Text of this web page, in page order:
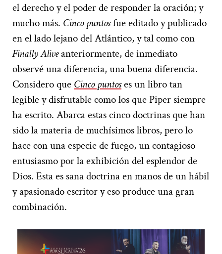
el derecho y el poder de responder la oración; y
mucho más. Cinco puntosfue editado y publicado
en el lado lejano del Atlántico, y tal como con
Finally Aliveanteriormente, de inmediato
observé una diferencia, una buena diferencia.
Considero que Cinco puntoses un libro tan
legible y disfrutable como los que Piper siempre
ha escrito. Abarca estas cinco doctrinas que han
sido la materia de muchísimos libros, pero lo
hace con una especie de fuego, un contagioso
entusiasmo por la exhibición del esplendor de
Dios. Esta es sana doctrina en manos de un hábil
y apasionado escritor y eso produce una gran
combinación.